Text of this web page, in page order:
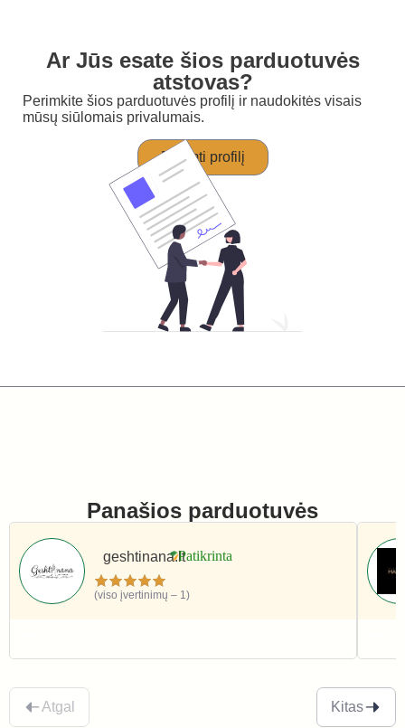
Ar Jūs esate šios parduotuvės
atstovas?
Perimkite šios parduotuvės profilį ir naudokitės visais
mūsų siūlomais privalumais.
Perimti profilį
Panašios parduotuvės
geshtinana.lt
(viso įvertinimų – 1)
Atgal Kitas